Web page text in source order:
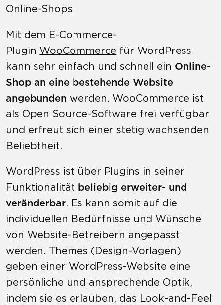
Online-Shops.
Mit dem E-Commerce-
Plugin WooCommerce für WordPress
kann sehr einfach und schnell ein Online-
Shop an eine bestehende Website
angebunden werden. WooCommerce ist
als Open Source-Software frei verfügbar
und erfreut sich einer stetig wachsenden
Beliebtheit.
WordPress ist über Plugins in seiner
Funktionalität beliebig erweiter- und
veränderbar. Es kann somit auf die
individuellen Bedürfnisse und Wünsche
von Website-Betreibern angepasst
werden. Themes (Design-Vorlagen)
geben einer WordPress-Website eine
persönliche und ansprechende Optik,
indem sie es erlauben, das Look-and-Feel